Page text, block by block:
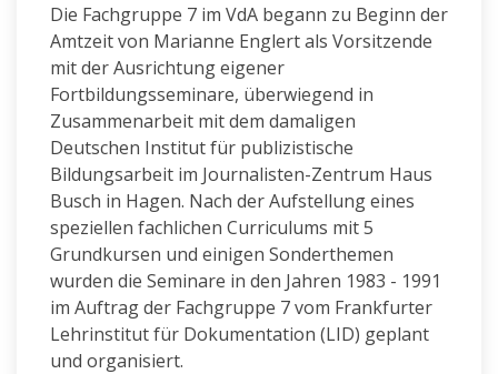
Die Fachgruppe 7 im VdA begann zu Beginn der
Amtzeit von Marianne Englert als Vorsitzende
mit der Ausrichtung eigener
Fortbildungsseminare, überwiegend in
Zusammenarbeit mit dem damaligen
Deutschen Institut für publizistische
Bildungsarbeit im Journalisten-Zentrum Haus
Busch in Hagen. Nach der Aufstellung eines
speziellen fachlichen Curriculums mit 5
Grundkursen und einigen Sonderthemen
wurden die Seminare in den Jahren 1983 - 1991
im Auftrag der Fachgruppe 7 vom Frankfurter
Lehrinstitut für Dokumentation (LID) geplant
und organisiert.